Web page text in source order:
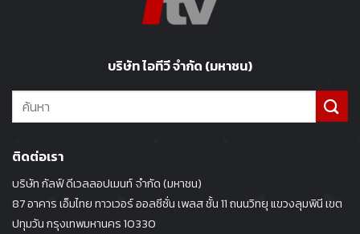
บริษัท ไอทีวี จำกัด (มหาชน)
ติดต่อเรา
บริษัท กัลฟ์ ดีเวลลอปเมนท์ จำกัด (มหาชน)
87 อาคาร เอ็มไทย ทาวเวอร์ ออลซีซั่น เพลส ชั้น 11 ถนนวิทยุ แขวงลุมพินี เขต
ปทุมวัน กรุงเทพมหานคร 10330